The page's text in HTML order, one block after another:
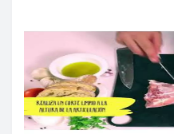
Материал клинка
White?
Лезвие ножей Аркос
запатентованной стали
инновационные
остроту лезвия создают